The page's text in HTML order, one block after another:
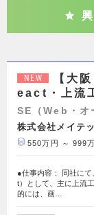
NEW
【大
eact・上流
SE（Web・オ
株式会社メイテ
550万円 ～ 999
●仕事内容： 同社に
t）として、主に上流
的には、画…